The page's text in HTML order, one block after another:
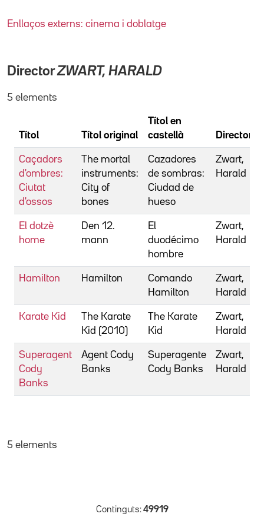
Enllaços externs: cinema i doblatge
DirectorZWART, HARALD
5 elements
Títol Títol original
Títol en
castellà
Director
Caçadors
d'ombres:
Ciutat
d'ossos
The mortal
instruments:
City of
bones
Cazadores
de sombras:
Ciudad de
hueso
Zwart,
Harald
El dotzè
home
Den 12.
mann
El
duodécimo
hombre
Zwart,
Harald
Hamilton Hamilton
Comando
Hamilton
Zwart,
Harald
Karate Kid
The Karate
Kid (2010)
The Karate
Kid
Zwart,
Harald
Superagent
Cody
Banks
Agent Cody
Banks
Superagente
Cody Banks
Zwart,
Harald
5 elements
Continguts: 49919